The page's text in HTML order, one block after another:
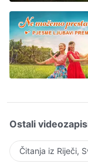
Ostali
Čitanja iz Riječi,